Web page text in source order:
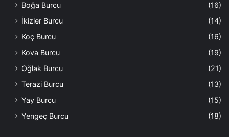
Boğa Burcu
(16)
İkizler Burcu
(14)
Koç Burcu
(16)
Kova Burcu
(19)
Oğlak Burcu
(21)
Terazi Burcu
(13)
Yay Burcu
(15)
Yengeç Burcu
(18)